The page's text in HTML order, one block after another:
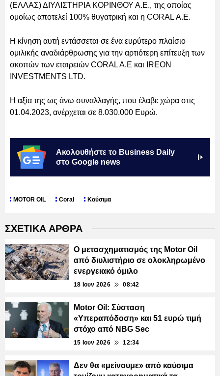
(ΕΛΛΑΣ) ΔΙΥΛΙΣΤΗΡΙΑ ΚΟΡΙΝΘΟΥ Α.Ε., της οποίας
ομοίως αποτελεί 100% θυγατρική και η CORAL Α.Ε.
Η κίνηση αυτή εντάσσεται σε ένα ευρύτερο πλαίσιο
ομιλικής αναδιάρθρωσης για την αρτιότερη επίτευξη των
σκοπών των εταιρειών CORAL A.E και IREON
INVESTMENTS LTD.
Η αξία της ως άνω συναλλαγής, που έλαβε χώρα στις
01.04.2023, ανέρχεται σε 8.030.000 Ευρώ.
Ακολουθήστε το Business Daily
στο Google news
MOTOR OIL Coral Καύσιμα
ΣΧΕΤΙΚΑ ΑΡΘΡΑ
Ο μετασχηματισμός της Motor Oil
από διυλιστήριο σε ολοκληρωμένο
ενεργειακό όμιλο
18 Ιουν 2026 08:42
Motor Oil: Σύσταση
«Υπεραπόδοση» και 51 ευρώ τιμή
στόχο από NBG Sec
15 Ιουν 2026 12:34
Δεν θα «μείνουμε» από καύσιμα